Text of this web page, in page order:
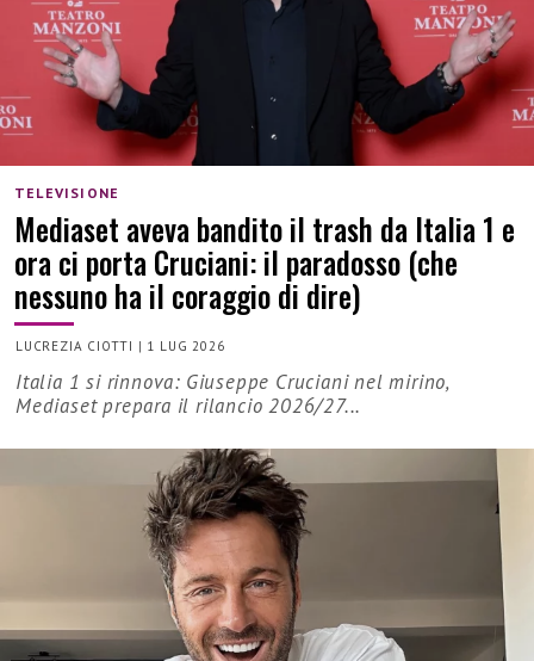
TELEVISIONE
Mediaset aveva bandito il trash da Italia 1 e
ora ci porta Cruciani: il paradosso (che
nessuno ha il coraggio di dire)
LUCREZIA CIOTTI | 1 LUG 2026
Italia 1 si rinnova: Giuseppe Cruciani nel mirino,
Mediaset prepara il rilancio 2026/27...